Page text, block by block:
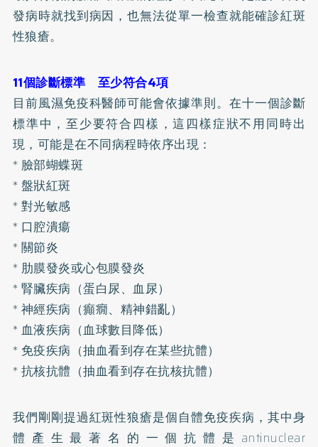
發病時就找到病因，也無法從單一檢查就能確診紅斑
性狼瘡。
11個診斷標準 至少符合4項
目前風濕免疫科醫師可能會依據準則。在十一個診斷
標準中，至少要符合四樣，這四樣症狀不用同時出
現，可能是在不同病程時依序出現：
* 臉部蝴蝶斑
* 盤狀紅斑
* 對光敏感
* 口腔潰瘍
* 關節炎
* 肋膜發炎或心包膜發炎
* 腎臟疾病（蛋白尿、血尿）
* 神經疾病（癲癇、精神錯亂）
* 血液疾病（血球數目降低）
* 免疫疾病（抽血看到存在某些抗體）
* 抗核抗體（抽血看到存在抗核抗體）
我們剛剛提過紅斑性狼瘡是個自體免疫疾病，其中身
體產生最著名的一個抗體是antinuclear